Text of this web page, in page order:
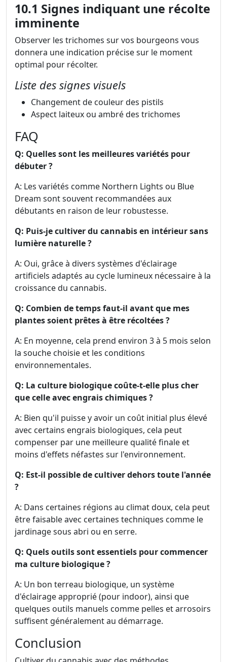
10.1 Signes indiquant une récolte
imminente
Observer les trichomes sur vos bourgeons vous
donnera une indication précise sur le moment
optimal pour récolter.
Liste des signes visuels
Changement de couleur des pistils
Aspect laiteux ou ambré des trichomes
FAQ
Q: Quelles sont les meilleures variétés pour
débuter ?
A: Les variétés comme Northern Lights ou Blue
Dream sont souvent recommandées aux
débutants en raison de leur robustesse.
Q: Puis-je cultiver du cannabis en intérieur sans
lumière naturelle ?
A: Oui, grâce à divers systèmes d'éclairage
artificiels adaptés au cycle lumineux nécessaire à la
croissance du cannabis.
Q: Combien de temps faut-il avant que mes
plantes soient prêtes à être récoltées ?
A: En moyenne, cela prend environ 3 à 5 mois selon
la souche choisie et les conditions
environnementales.
Q: La culture biologique coûte-t-elle plus cher
que celle avec engrais chimiques ?
A: Bien qu'il puisse y avoir un coût initial plus élevé
avec certains engrais biologiques, cela peut
compenser par une meilleure qualité finale et
moins d'effets néfastes sur l'environnement.
Q: Est-il possible de cultiver dehors toute l'année
?
A: Dans certaines régions au climat doux, cela peut
être faisable avec certaines techniques comme le
jardinage sous abri ou en serre.
Q: Quels outils sont essentiels pour commencer
ma culture biologique ?
A: Un bon terreau biologique, un système
d'éclairage approprié (pour indoor), ainsi que
quelques outils manuels comme pelles et arrosoirs
suffisent généralement au démarrage.
Conclusion